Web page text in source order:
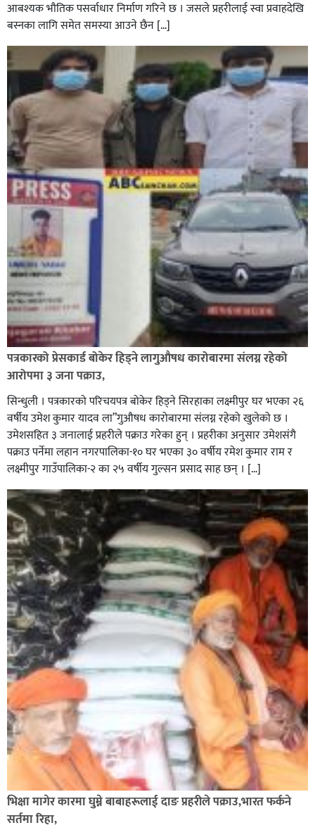
घोराहीको समृद्धिका लागि वडा–वडामा विशेष अभियान सञ्चालन
हुने,
आबश्यक भाैतिक पसर्वाधार निर्माण गरिने छ । जसले प्रहरीलाई स्वा प्रवाहदेखि
बस्नका लागि समेत समस्या आउने छैन […]
पत्रकारको प्रेसकार्ड बोकेर हिड्ने लागुऔषध कारोबारमा संलग्न रहेको
आरोपमा ३ जना पक्राउ,
सिन्धुली । पत्रकारको परिचयपत्र बोकेर हिड्ने सिरहाका लक्ष्मीपुर घर भएका २६
वर्षीय उमेश कुमार यादव ला”गुऔषध कारोबारमा संलग्न रहेको खुलेको छ ।
उमेशसहित ३ जनालाई प्रहरीले पक्राउ गरेका हुन् । प्रहरीका अनुसार उमेशसंगै
पक्राउ पर्नेमा लहान नगरपालिका-१० घर भएका ३० वर्षीय रमेश कुमार राम र
लक्ष्मीपुर गाउँपालिका-२ का २५ वर्षीय गुल्सन प्रसाद साह छन् । […]
भिक्षा मागेर कारमा घुम्ने बाबाहरूलाई दाङ प्रहरीले पक्राउ,भारत फर्कने
सर्तमा रिहा,